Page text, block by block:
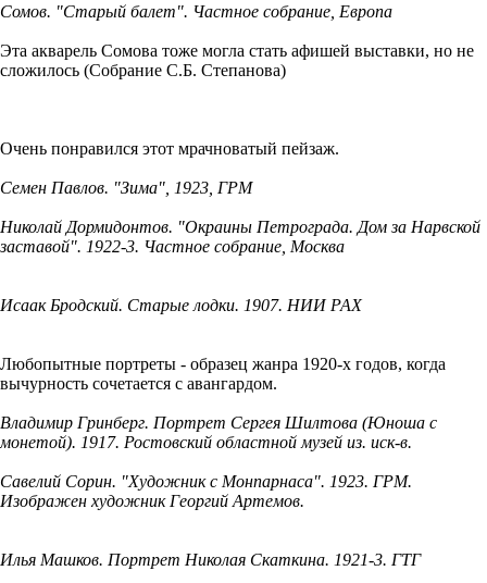
Сомов. "Старый балет". Частное собрание, Европа
Эта акварель Сомова тоже могла стать афишей выставки, но не
сложилось (Собрание С.Б. Степанова)
Очень понравился этот мрачноватый пейзаж.
Семен Павлов. "Зима", 1923, ГРМ
Николай Дормидонтов. "Окраины Петрограда. Дом за Нарвской
заставой". 1922-3. Частное собрание, Москва
Исаак Бродский. Старые лодки. 1907. НИИ РАХ
Любопытные портреты - образец жанра 1920-х годов, когда
вычурность сочетается с авангардом.
Владимир Гринберг. Портрет Сергея Шилтова (Юноша с
монетой). 1917. Ростовский областной музей из. иск-в.
Савелий Сорин. "Художник с Монпарнаса". 1923. ГРМ.
Изображен художник Георгий Артемов.
Илья Машков. Портрет Николая Скаткина. 1921-3. ГТГ